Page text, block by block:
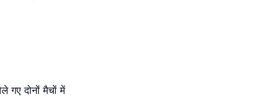
दोनों मैचों में